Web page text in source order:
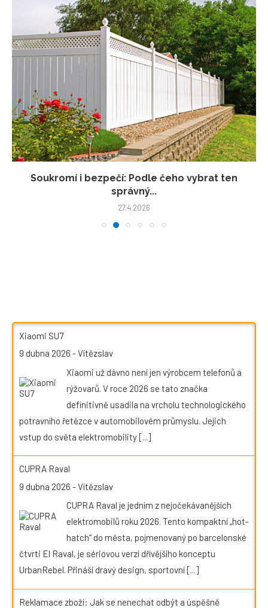
Soukromí i bezpečí: Podle čeho vybrat ten
správný...
27.4.2026
Xiaomi SU7
9 dubna 2026 -Vítězslav
Xiaomi už dávno není jen výrobcem telefonů a
rýžovarů. V roce 2026 se tato značka
definitivně usadila na vrcholu technologického
potravního řetězce v automobilovém průmyslu. Jejich
vstup do světa elektromobility[...]
CUPRA Raval
9 dubna 2026 -Vítězslav
CUPRA Raval je jedním z nejočekávanějších
elektromobilů roku 2026. Tento kompaktní „hot-
hatch“ do města, pojmenovaný po barcelonské
čtvrti El Raval, je sériovou verzí dřívějšího konceptu
UrbanRebel. Přináší dravý design, sportovní[...]
Reklamace zboží: Jak se nenechat odbýt a úspěšně